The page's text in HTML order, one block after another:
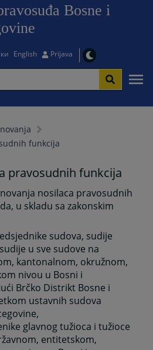
Bosne i
English Prijava
funkcija
pravosudnih funkcija
nosilaca pravosudnih
u skladu sa zakonskim
sudova, sudije
u sve sudove na
kantonalnom, okružnom,
nivou u Bosni i
Brčko Distrikt Bosne i
ustavnih sudova
glavnog tužioca i tužioce
entitetskom,